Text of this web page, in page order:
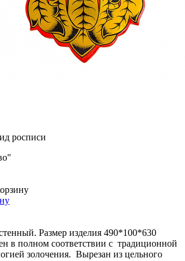
росписи
Размер изделия 490*100*630
в полном соответствии с традиционной
золочения. Вырезан из цельного